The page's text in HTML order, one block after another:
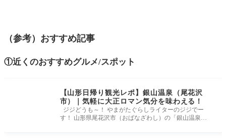
（参考）おすすめ記事
①近くのおすすめグルメ/スポット
【山形日帰り観光レポ】銀山温泉（尾花沢
市）｜気軽に大正ロマン気分を味わえる！
ジジどうも～！ やまがたぐらしライターのジジでー
す！ 山形県尾花沢市（おばなざわし）の「銀山温泉」